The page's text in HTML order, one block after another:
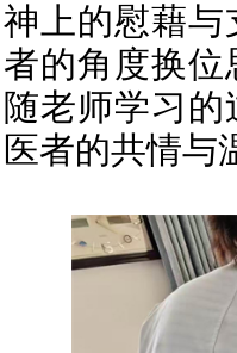
神上的慰藉
者的角度换
随老师学习
医者的共情与